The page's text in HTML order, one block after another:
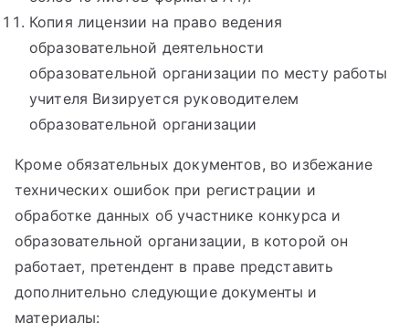
Копия лицензии на право ведения
образовательной деятельности
образовательной организации по месту работы
учителя Визируется руководителем
образовательной организации
Кроме обязательных документов, во избежание
технических ошибок при регистрации и
обработке данных об участнике конкурса и
образовательной организации, в которой он
работает, претендент в праве представить
дополнительно следующие документы и
материалы: